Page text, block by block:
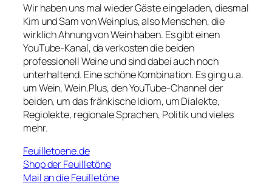
Wir haben uns mal wieder Gäste eingeladen, diesmal
Kim und Sam von Weinplus, also Menschen, die
wirklich Ahnung von Wein haben. Es gibt einen
YouTube-Kanal, da verkosten die beiden
professionell Weine und sind dabei auch noch
unterhaltend. Eine schöne Kombination. Es ging u.a.
um Wein, Wein.Plus, den YouTube-Channel der
beiden, um das fränkische Idiom, um Dialekte,
Regiolekte, regionale Sprachen, Politik und vieles
mehr.
Feuilletoene.de
Shop der Feuilletöne
Mail an die Feuilletöne